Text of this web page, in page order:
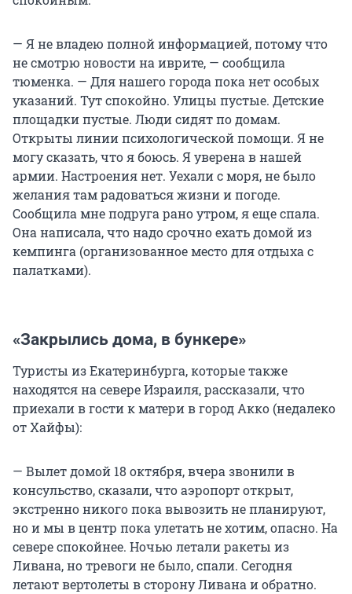
— Я не владею полной информацией, потому что
не смотрю новости на иврите, — сообщила
тюменка. — Для нашего города пока нет особых
указаний. Тут спокойно. Улицы пустые. Детские
площадки пустые. Люди сидят по домам.
Открыты линии психологической помощи. Я не
могу сказать, что я боюсь. Я уверена в нашей
армии. Настроения нет. Уехали с моря, не было
желания там радоваться жизни и погоде.
Сообщила мне подруга рано утром, я еще спала.
Она написала, что надо срочно ехать домой из
кемпинга (организованное место для отдыха с
палатками).
«Закрылись дома, в бункере»
Туристы из Екатеринбурга, которые также
находятся на севере Израиля, рассказали, что
приехали в гости к матери в город Акко (недалеко
от Хайфы):
— Вылет домой 18 октября, вчера звонили в
консульство, сказали, что аэропорт открыт,
экстренно никого пока вывозить не планируют,
но и мы в центр пока улетать не хотим, опасно. На
севере спокойнее. Ночью летали ракеты из
Ливана, но тревоги не было, спали. Сегодня
летают вертолеты в сторону Ливана и обратно.